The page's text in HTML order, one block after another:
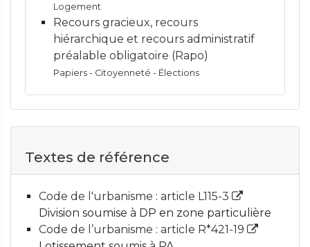
Logement
Recours gracieux, recours
hiérarchique et recours administratif
préalable obligatoire (Rapo)
Papiers - Citoyenneté - Élections
Textes de référence
Code de l'urbanisme : article L115-3
Division soumise à DP en zone particulière
Code de l’urbanisme : article R*421-19